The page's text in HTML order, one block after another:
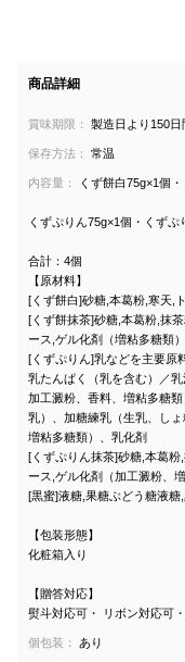
商品詳細
賞味期限： 製造日より150日
保存方法： 常温
内容量： くず餅白75g×1個
くずぷりん75g×1個・くずぷ
合計：4個
【原材料】
[くず餅白]砂糖,本葛粉,寒天,
[くず餅抹茶]砂糖,本葛粉,抹
ース,ゲル化剤（増粘多糖類
[くずぷりん]乳などを主要原
乳たんぱく（乳を含む）／
加工澱粉、香料、増粘多糖
乳）、加糖練乳（生乳、し
増粘多糖類）、乳化剤
[くずぷりん抹茶]砂糖,本葛
ース,ゲル化剤（加工澱粉、
[黒蜜]液糖,果糖ぶどう糖液糖
【包装形態】
化粧箱入り
【贈答対応】
熨斗対応可・ リボン対応可
個包装： あり